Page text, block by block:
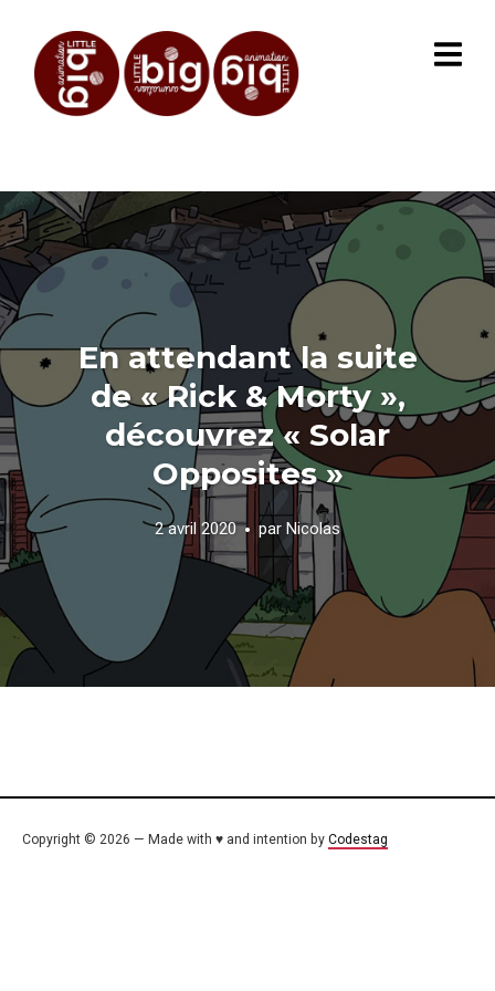
En attendant la suite
de « Rick & Morty »,
découvrez « Solar
Opposites »
2 avril 2020 par Nicolas
Copyright © 2026 — Made with ♥ and intention by Codestag